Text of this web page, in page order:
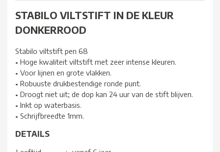
STABILO VILTSTIFT IN DE KLEUR
DONKERROOD
Stabilo viltstift pen 68
• Hoge kwaliteit viltstift met zeer intense kleuren.
• Voor lijnen en grote vlakken.
• Robuuste drukbestendige ronde punt.
• Droogt niet uit; de dop kan 24 uur van de stift blijven.
• Inkt op waterbasis.
• Schrijfbreedte 1mm.
DETAILS